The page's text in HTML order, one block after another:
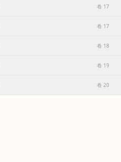
卷 17
卷 17
卷 18
卷 19
卷 20